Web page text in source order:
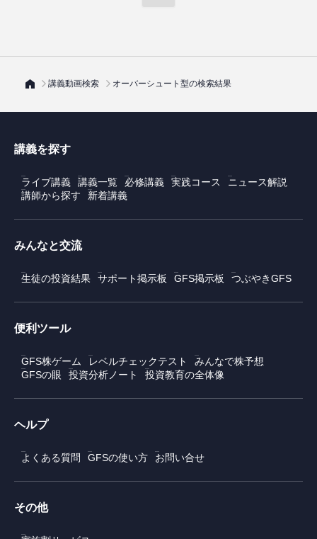
講義動画検索 オーバーシュート型の検索結果
講義を探す
ライブ講義 講義一覧 必修講義 実践コース
ニュース解説
講師から探す
新着講義
みんなと交流
生徒の投資結果 サポート掲示板 GFS掲示板 つぶやきGFS
便利ツール
GFS株ゲーム レベルチェックテスト
みんなで株予想
GFSの眼
投資分析ノート 投資教育の全体像
ヘルプ
よくある質問 GFSの使い方 お問い合せ
その他